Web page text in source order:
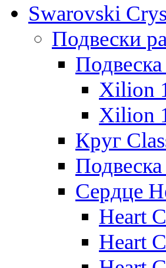
Swarovski
Подвески
Xilion
Xilion
Круг
Сердце
Heart
Heart